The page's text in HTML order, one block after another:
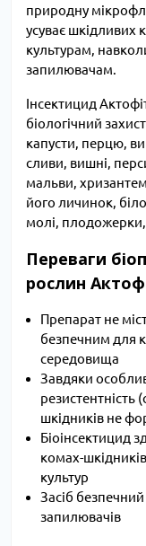
природну
усуває
культурам,
запилювачам.
Інсектицид
біологічний
капусти, перцю,
сливи, вишні,
мальви,
його личинок,
молі, плодожерки,
Переваги
рослин
Препарат не
безпечним для
середовища
Завдяки
резистентність
шкідників не
Біоінсектицид
комах-
культур
Засіб
запилювачів